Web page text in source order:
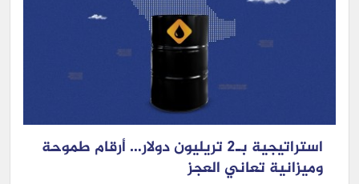
استراتيجية بـ2 تريليون دولار… أرقام طموحة
وميزانية تعاني العجز